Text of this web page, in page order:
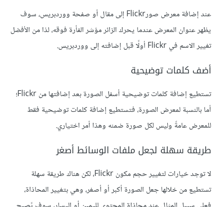
عند إضافة معرض صورFlickr إلى مقال أو صفحة ووردبريس، سوف
يظهر عنوان المعرض عندما يحرك الزائر مؤشر الفأرة فوقه، لذا من الأفضل
تغيير الاسم في Flickr أولًا قبل إضافته إلى ووردبريس.
أضف كلمات توضيحية
تستطيع إضافة كلمات توضيحية أسفل الصورة بعد إضافتها من Flickr؛
أما بالنسبة لمعرض الصورة، فتستطيع إضافة كلمات توضيحية فقط
للمعرض عامةً وليس لكل صورة ضمنه وهذا أمر اختياري.
طريقة سهلة لجعل ملفات الوسائط أصغر
لا توجد خيارات لتغيير حجم مكون Flickr، لكن هناك طريقة سهلة
تستطيع من خلالها جعل الصورة أكبر أو أصغر، وهي بتغيير المحاذاة،